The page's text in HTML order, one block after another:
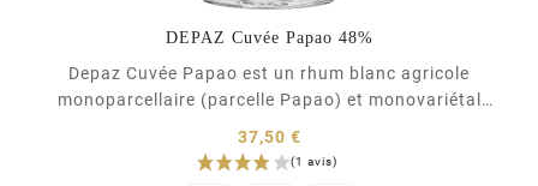
DEPAZ Cuvée Papao 48%
Depaz Cuvée Papao est un rhum blanc agricole
monoparcellaire (parcelle Papao) et monovariétal
(canne bleue B69), il offre le meilleur du terroir
volcanique Depaz. Bénéficiant d'une réduction lente
37,50 €
Prix